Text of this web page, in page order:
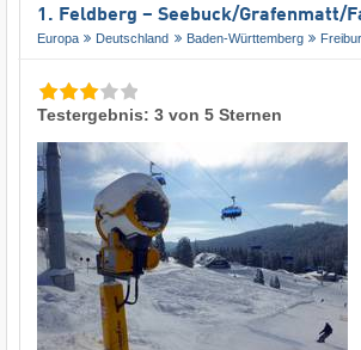
1. Feldberg – Seebuck/​Grafenmatt/​
Europa Deutschland Baden-Württemberg
Testergebnis: 3 von 5 Sternen